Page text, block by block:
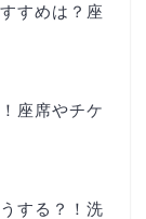
すめは？座
座席やチケ
する？！洗